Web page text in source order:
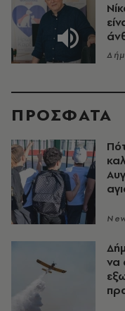
ΠΡΟΣΦΑΤΑ
να